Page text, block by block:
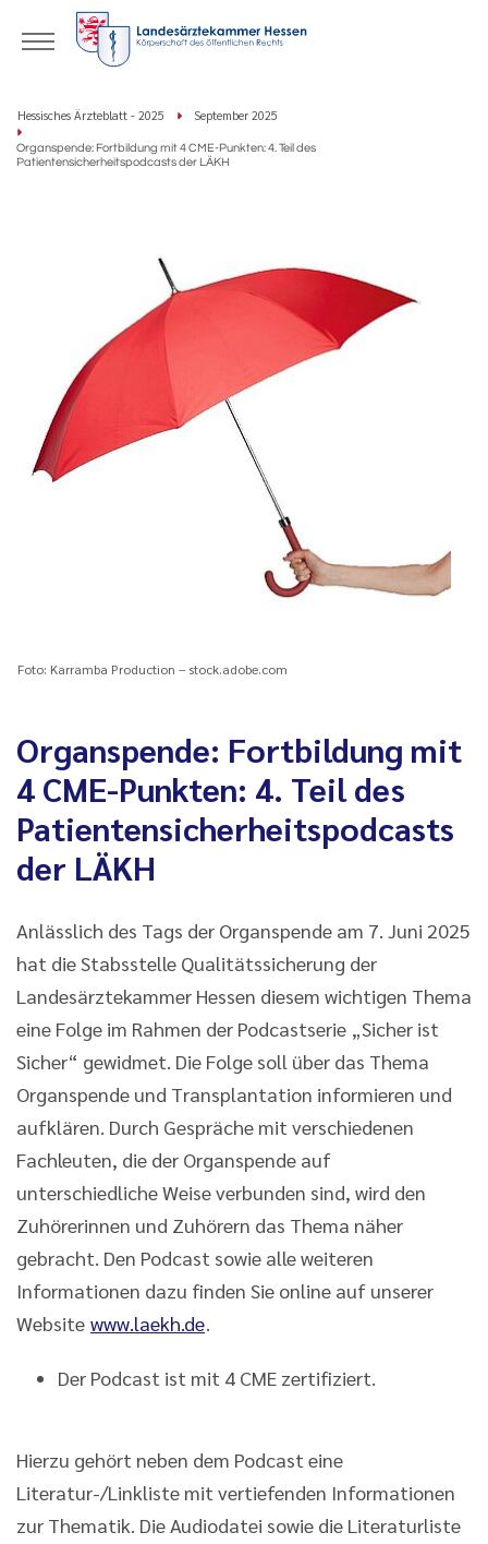
Hessisches Ärzteblatt - 2025 September 2025
Organspende: Fortbildung mit 4 CME-Punkten: 4. Teil des
Patientensicherheitspodcasts der LÄKH
Foto: Karramba Production – stock.adobe.com
Organspende: Fortbildung mit
4 CME-Punkten: 4. Teil des
Patientensicherheitspodcasts
der LÄKH
Anlässlich des Tags der Organspende am 7. Juni 2025
hat die Stabsstelle Qualitätssicherung der
Landesärztekammer Hessen diesem wichtigen Thema
eine Folge im Rahmen der Podcastserie „Sicher ist
Sicher“ gewidmet. Die Folge soll über das Thema
Organspende und Transplantation informieren und
aufklären. Durch Gespräche mit verschiedenen
Fachleuten, die der Organspende auf
unterschiedliche Weise verbunden sind, wird den
Zuhörerinnen und Zuhörern das Thema näher
gebracht. Den Podcast sowie alle weiteren
Informationen dazu finden Sie online auf unserer
Website www.laekh.de.
Der Podcast ist mit 4 CME zertifiziert.
Hierzu gehört neben dem Podcast eine
Literatur-/Linkliste mit vertiefenden Informationen
zur Thematik. Die Audiodatei sowie die Literaturliste